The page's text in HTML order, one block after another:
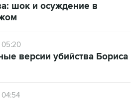
шок и осуждение в
05:20
версии убийства Бориса